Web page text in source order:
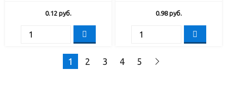
0.12руб. 0.98руб.
1 2 3 4 5